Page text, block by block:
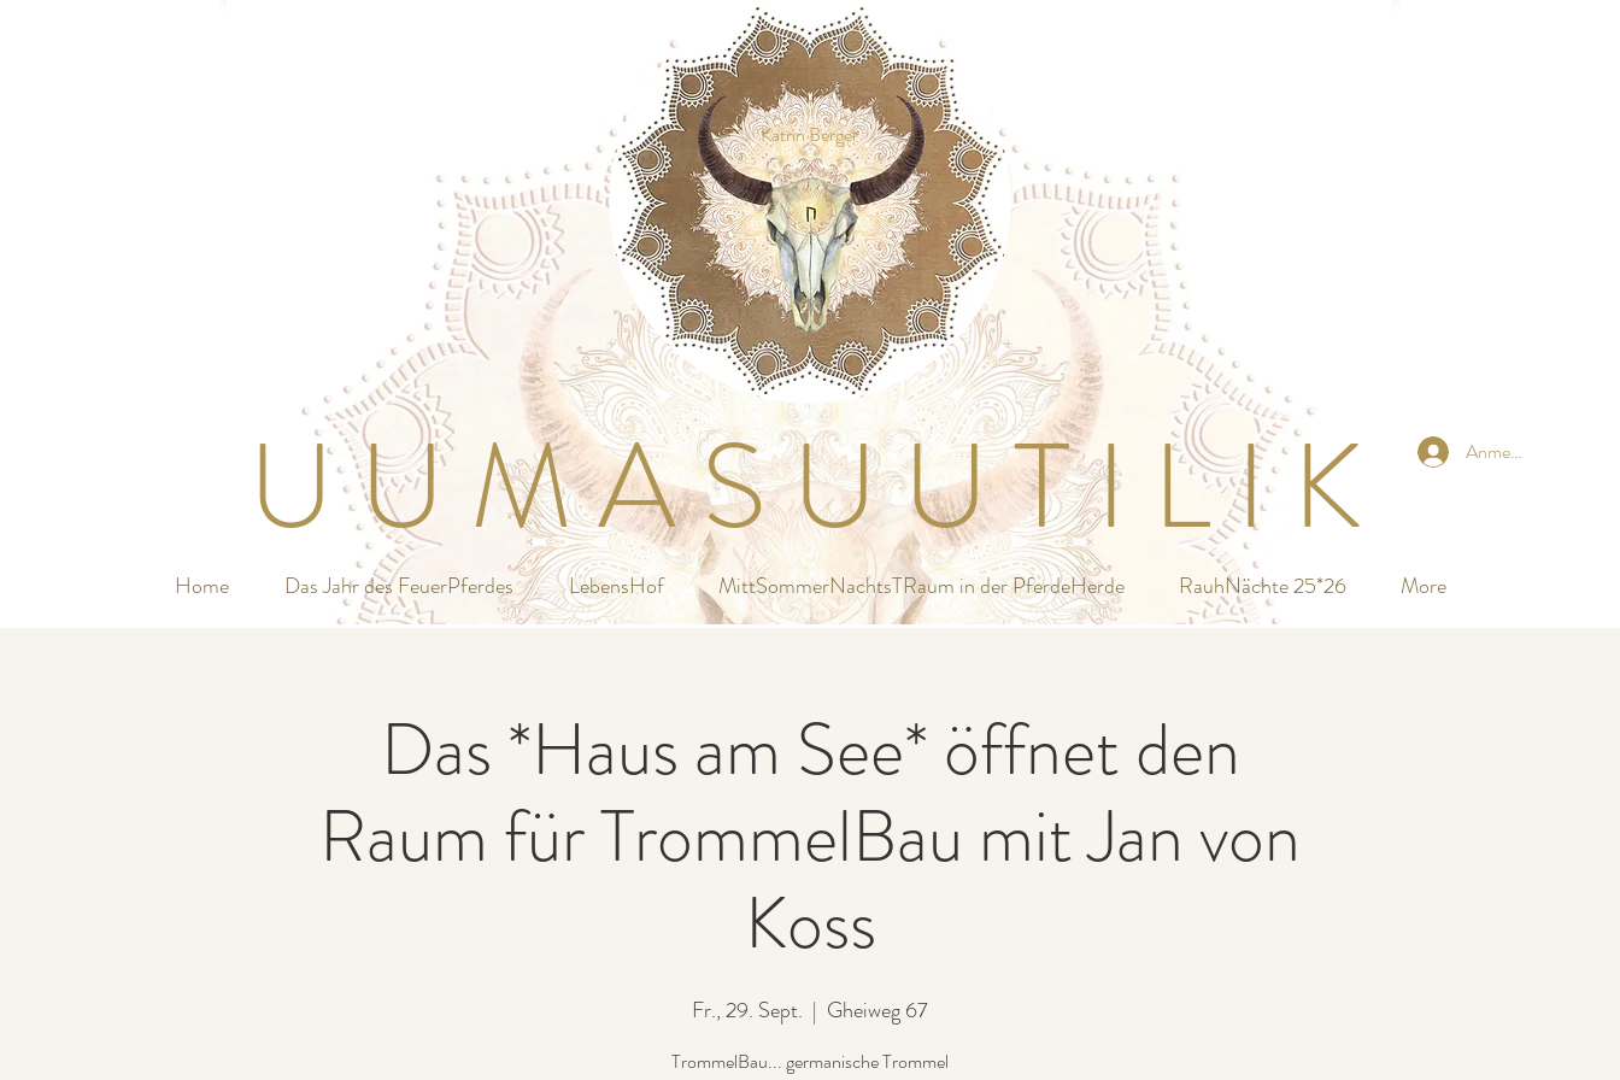
Katrin Berger
U U M A S U U T I L I K Anmelden
Home Das Jahr des FeuerPferdes LebensHof MittSommerNachtsTRaum in der PferdeHerde RauhNächte 25*26 More
Das *Haus am See* öffnet den
Raum für TrommelBau mit Jan von
Koss
Fr., 29. Sept.
  |
Gheiweg 67
TrommelBau... germanische Trommel